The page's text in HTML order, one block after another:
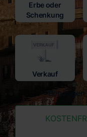
Erbe oder
Schenkung
Verkauf
Benötigen